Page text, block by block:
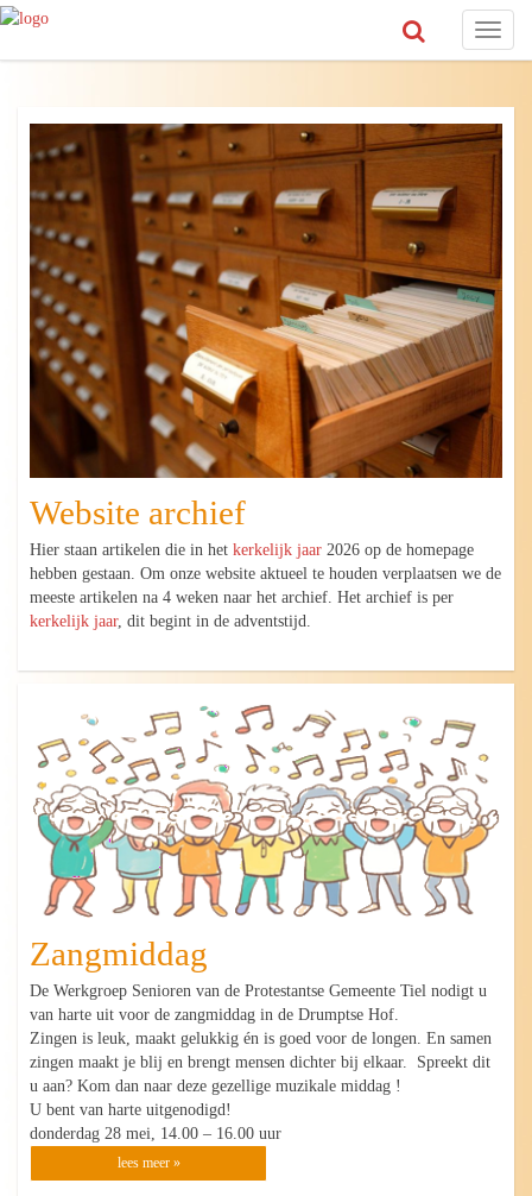
Toggle
Website archief
Hier staan artikelen die in hetkerkelijk jaar 2026 op de homepage
hebben gestaan. Om onze website aktueel te houden verplaatsen we de
meeste artikelen na 4 weken naar het archief. Het archief is per
kerkelijk jaar, dit begint in de adventstijd.
Zangmiddag
De Werkgroep Senioren van de Protestantse Gemeente Tiel nodigt u
van harte uit voor de zangmiddag in de Drumptse Hof.
Zingen is leuk, maakt gelukkig én is goed voor de longen. En samen
zingen maakt je blij en brengt mensen dichter bij elkaar. Spreekt dit
u aan? Kom dan naar deze gezellige muzikale middag !
U bent van harte uitgenodigd!
donderdag 28 mei, 14.00 – 16.00 uur
lees meer »